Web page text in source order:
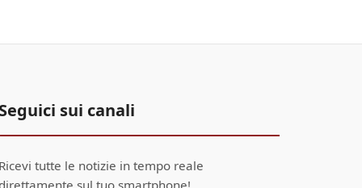
Seguici sui canali
Ricevi tutte le notizie in tempo reale
direttamente sul tuo smartphone!